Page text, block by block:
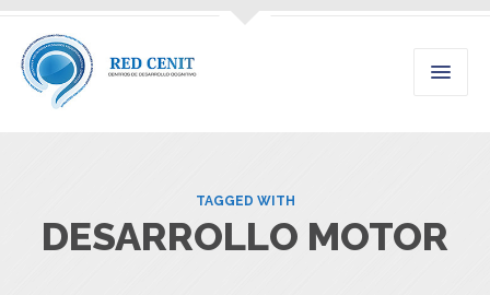
TAGGED WITH
DESARROLLO MOTOR